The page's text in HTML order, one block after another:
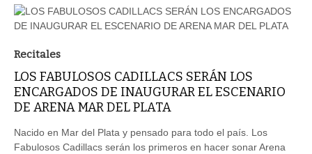
Recitales
LOS FABULOSOS CADILLACS SERÁN LOS
ENCARGADOS DE INAUGURAR EL ESCENARIO
DE ARENA MAR DEL PLATA
Nacido en Mar del Plata y pensado para todo el país. Los
Fabulosos Cadillacs serán los primeros en hacer sonar Arena